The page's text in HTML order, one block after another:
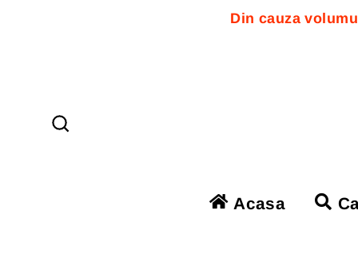
Din cauza
Acasa